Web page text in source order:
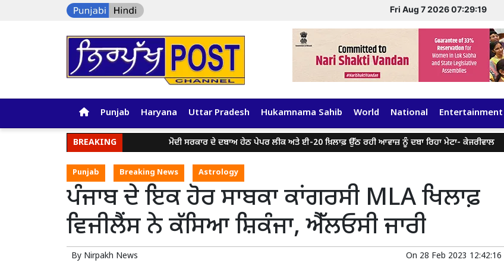
Fri Aug 7 2026 07:29:19
Punjab Haryana Uttar Pradesh Hukamnama Sahib World National Entertainment
BREAKING ਮੋਦੀ ਸਰਕਾਰ ਦੇ ਦਬਾਅ ਹੇਠ ਪੇਪਰ ਲੀਕ ਅਤੇ ਈ-20 ਖ਼ਿਲਾਫ਼ ਉੱਠ ਰਹੀ ਆਵਾਜ਼ ਨੂੰ ਦਬਾ ਰਿਹਾ ਮੇਟਾ- ਕੇਜਰੀਵਾਲ
Punjab Breaking News Astrology
ਪੰਜਾਬ ਦੇ ਇਕ ਹੋਰ ਸਾਬਕਾ ਕਾਂਗਰਸੀ MLA ਖਿਲਾਫ਼
ਵਿਜੀਲੈਂਸ ਨੇ ਕੱਸਿਆ ਸ਼ਿਕੰਜਾ, ਐੱਲਓਸੀ ਜਾਰੀ
By Nirpakh News On 28 Feb 2023 12:42:16